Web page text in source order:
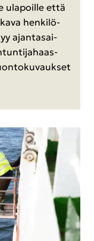
ula­poil­le että
hen­ki­lö­
ajan­ta­sai­